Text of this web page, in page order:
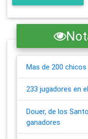
Mas de 200 chicos
233 jugadores en
Douer, de los
ganadores